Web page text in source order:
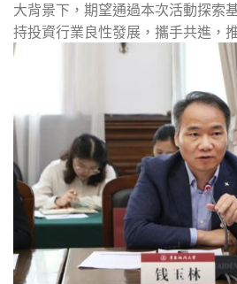
大背景下，期望通過本次活動探索
持投資行業良性發展，攜手共進，